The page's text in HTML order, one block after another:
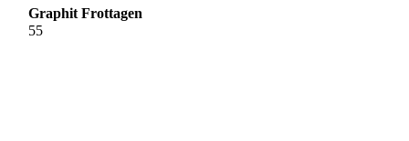
Graphit Frottagen
55